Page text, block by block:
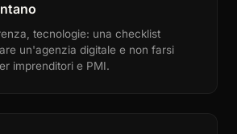
tecnologie: una checklist
un'agenzia digitale e non farsi
imprenditori e PMI.